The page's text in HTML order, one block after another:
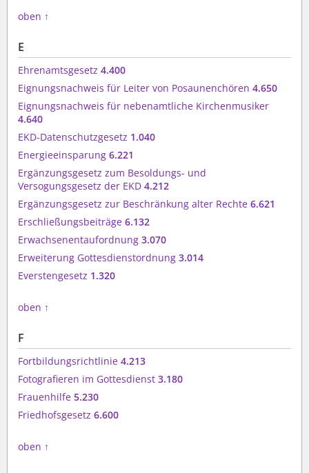
oben ↑
E
Ehrenamtsgesetz 4.400
Eignungsnachweis für Leiter von Posaunenchören 4.650
Eignungsnachweis für nebenamtliche Kirchenmusiker
4.640
EKD-Datenschutzgesetz 1.040
Energieeinsparung 6.221
Ergänzungsgesetz zum Besoldungs- und
Versogungsgesetz der EKD 4.212
Ergänzungsgesetz zur Beschränkung alter Rechte 6.621
Erschließungsbeiträge 6.132
Erwachsenentaufordnung 3.070
Erweiterung Gottesdienstordnung 3.014
Everstengesetz 1.320
oben ↑
F
Fortbildungsrichtlinie 4.213
Fotografieren im Gottesdienst 3.180
Frauenhilfe 5.230
Friedhofsgesetz 6.600
oben ↑